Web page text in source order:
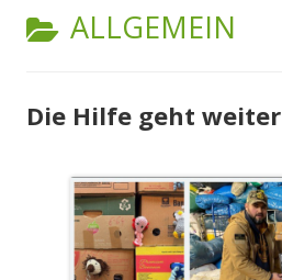
KATEGORIE:
ALLGEMEIN
Die Hilfe geht weiter